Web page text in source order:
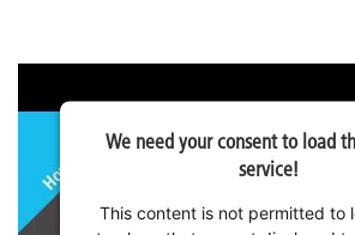
We need your consent to load
service!
This content is not permitted to